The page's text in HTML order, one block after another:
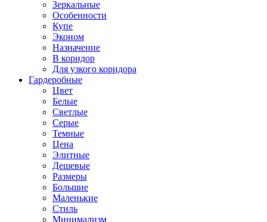
Зеркальные
Особенности
Купе
Эконом
Назначение
В коридор
Для узкого коридора
Гардеробные
Цвет
Белые
Светлые
Серые
Темные
Цена
Элитные
Дешевые
Размеры
Большие
Маленькие
Стиль
Минимализм